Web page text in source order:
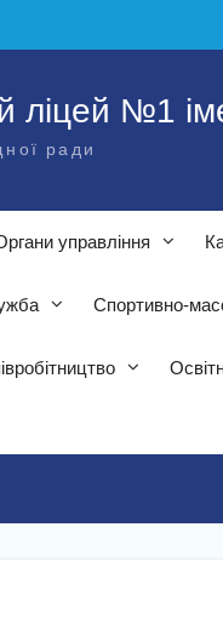
ліцей №1
ради
управління
Спортивно-